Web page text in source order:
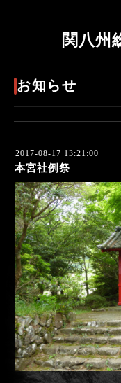
関八州
お知らせ
2017-08-17 13:21:00
本宮社例祭